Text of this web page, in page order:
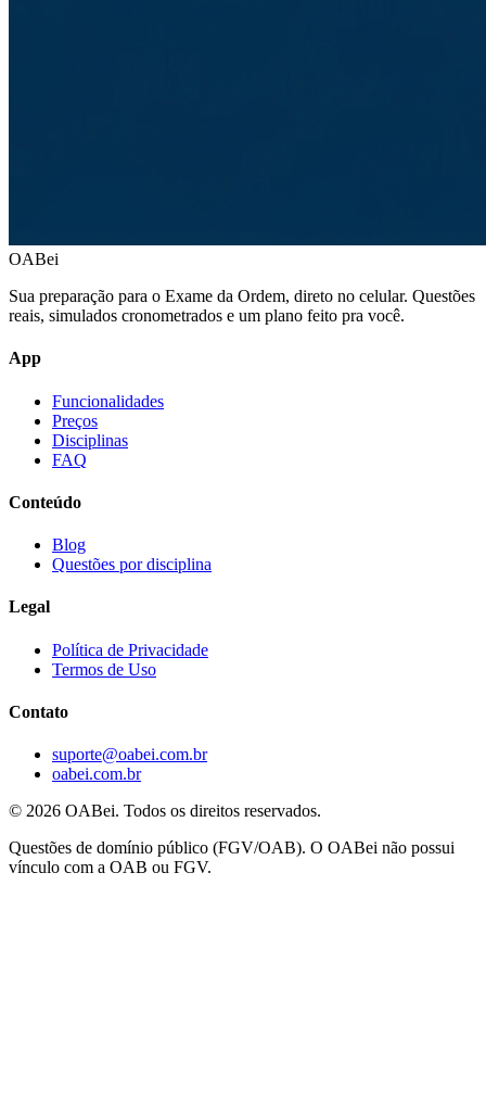
OABei
Sua preparação para o Exame da Ordem, direto no celular. Questões
reais, simulados cronometrados e um plano feito pra você.
App
Funcionalidades
Preços
Disciplinas
FAQ
Conteúdo
Blog
Questões por disciplina
Legal
Política de Privacidade
Termos de Uso
Contato
suporte@oabei.com.br
oabei.com.br
© 2026 OABei. Todos os direitos reservados.
Questões de domínio público (FGV/OAB). O OABei não possui
vínculo com a OAB ou FGV.